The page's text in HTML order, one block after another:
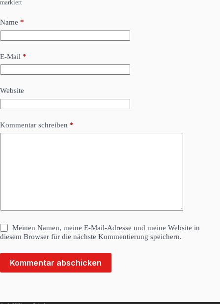
markiert
Name *
E-Mail *
Website
Kommentar schreiben *
Meinen Namen, meine E-Mail-Adresse und meine Website in
diesem Browser für die nächste Kommentierung speichern.
Kommentar abschicken